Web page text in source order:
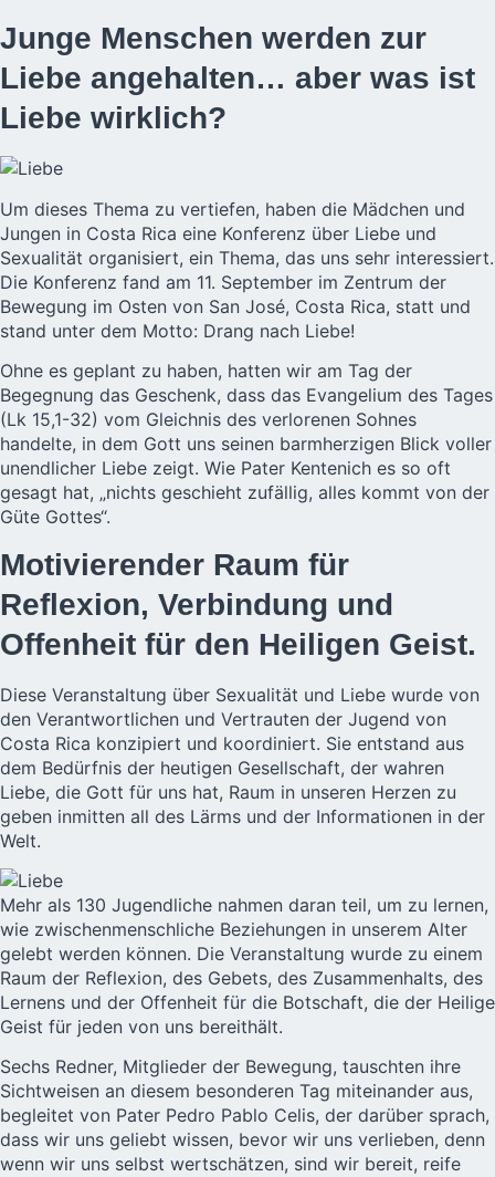
Junge Menschen werden zur
Liebe angehalten… aber was ist
Liebe wirklich?
Um dieses Thema zu vertiefen, haben die Mädchen und
Jungen in Costa Rica eine Konferenz über Liebe und
Sexualität organisiert, ein Thema, das uns sehr interessiert.
Die Konferenz fand am 11. September im Zentrum der
Bewegung im Osten von San José, Costa Rica, statt und
stand unter dem Motto: Drang nach Liebe!
Ohne es geplant zu haben, hatten wir am Tag der
Begegnung das Geschenk, dass das Evangelium des Tages
(Lk 15,1-32) vom Gleichnis des verlorenen Sohnes
handelte, in dem Gott uns seinen barmherzigen Blick voller
unendlicher Liebe zeigt. Wie Pater Kentenich es so oft
gesagt hat, „nichts geschieht zufällig, alles kommt von der
Güte Gottes“.
Motivierender Raum für
Reflexion, Verbindung und
Offenheit für den Heiligen Geist.
Diese Veranstaltung über Sexualität und Liebe wurde von
den Verantwortlichen und Vertrauten der Jugend von
Costa Rica konzipiert und koordiniert. Sie entstand aus
dem Bedürfnis der heutigen Gesellschaft, der wahren
Liebe, die Gott für uns hat, Raum in unseren Herzen zu
geben inmitten all des Lärms und der Informationen in der
Welt.
Mehr als 130 Jugendliche nahmen daran teil, um zu lernen,
wie zwischenmenschliche Beziehungen in unserem Alter
gelebt werden können. Die Veranstaltung wurde zu einem
Raum der Reflexion, des Gebets, des Zusammenhalts, des
Lernens und der Offenheit für die Botschaft, die der Heilige
Geist für jeden von uns bereithält.
Sechs Redner, Mitglieder der Bewegung, tauschten ihre
Sichtweisen an diesem besonderen Tag miteinander aus,
begleitet von Pater Pedro Pablo Celis, der darüber sprach,
dass wir uns geliebt wissen, bevor wir uns verlieben, denn
wenn wir uns selbst wertschätzen, sind wir bereit, reife